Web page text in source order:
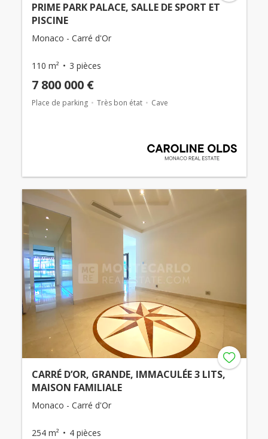
PRIME PARK PALACE, SALLE DE SPORT ET
PISCINE
Monaco - Carré d'Or
110 m² 3 pièces
7 800 000 €
Place de parking Très bon état Cave
CARRÉ D’OR, GRANDE, IMMACULÉE 3 LITS,
MAISON FAMILIALE
Monaco - Carré d'Or
254 m² 4 pièces